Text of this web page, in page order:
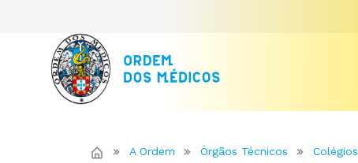
A Ordem Órgãos Técnicos Colégios